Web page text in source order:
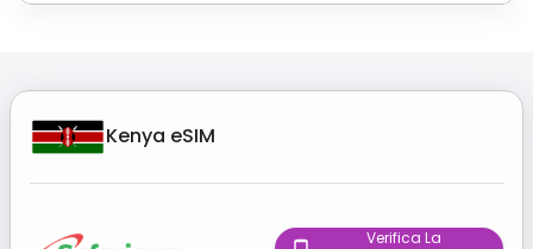
Kenya eSIM
Verifica La